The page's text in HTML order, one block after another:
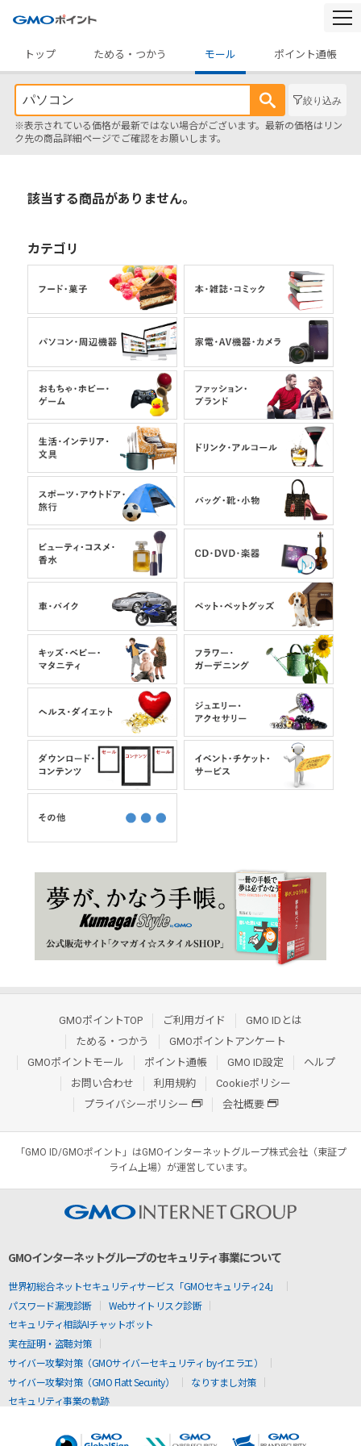
トップ
ためる・つかう モール ポイント通帳
絞り込み
※表示されている価格が最新ではない場合がございます。最新の価格はリン
ク先の商品詳細ページでご確認をお願いします。
該当する商品がありません。
カテゴリ
GMOポイントTOP ご利用ガイド
GMO IDとは
ためる・つかう
GMOポイントアンケート
GMOポイントモール
ポイント通帳 GMO ID設定
ヘルプ
お問い合わせ
利用規約
Cookieポリシー
プライバシーポリシー
会社概要
「GMO ID/GMOポイント」はGMOインターネットグループ株式会社（東証プ
ライム上場）が運営しています。
GMOインターネットグループのセキュリティ事業について
世界初総合ネットセキュリティサービス「GMOセキュリティ24」
パスワード漏洩診断
Webサイトリスク診断
セキュリティ相談AIチャットボット
実在証明・盗聴対策
サイバー攻撃対策（GMOサイバーセキュリティ byイエラエ）
サイバー攻撃対策（GMO Flatt Security）
なりすまし対策
セキュリティ事業の軌跡